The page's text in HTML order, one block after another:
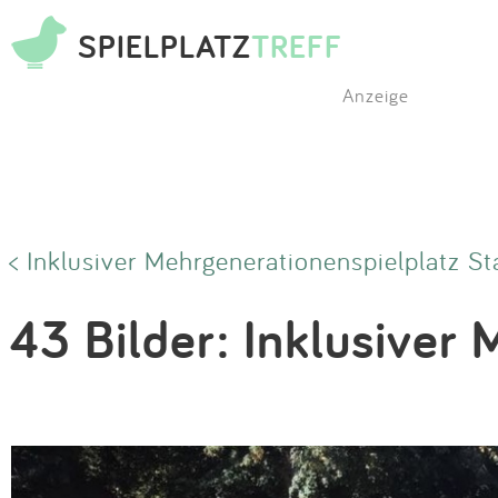
SPIELPLATZTREFF
Anzeige
< Inklusiver Mehrgenerationenspielplatz
43 Bilder: Inklusiver